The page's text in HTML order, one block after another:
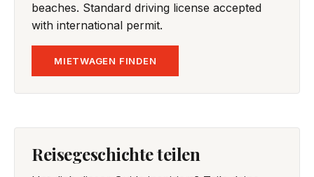
beaches. Standard driving license accepted
with international permit.
MIETWAGEN FINDEN
Reisegeschichte teilen